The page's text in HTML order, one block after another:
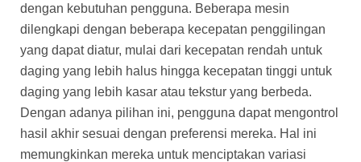
dengan kebutuhan pengguna. Beberapa mesin
dilengkapi dengan beberapa kecepatan penggilingan
yang dapat diatur, mulai dari kecepatan rendah untuk
daging yang lebih halus hingga kecepatan tinggi untuk
daging yang lebih kasar atau tekstur yang berbeda.
Dengan adanya pilihan ini, pengguna dapat mengontrol
hasil akhir sesuai dengan preferensi mereka. Hal ini
memungkinkan mereka untuk menciptakan variasi